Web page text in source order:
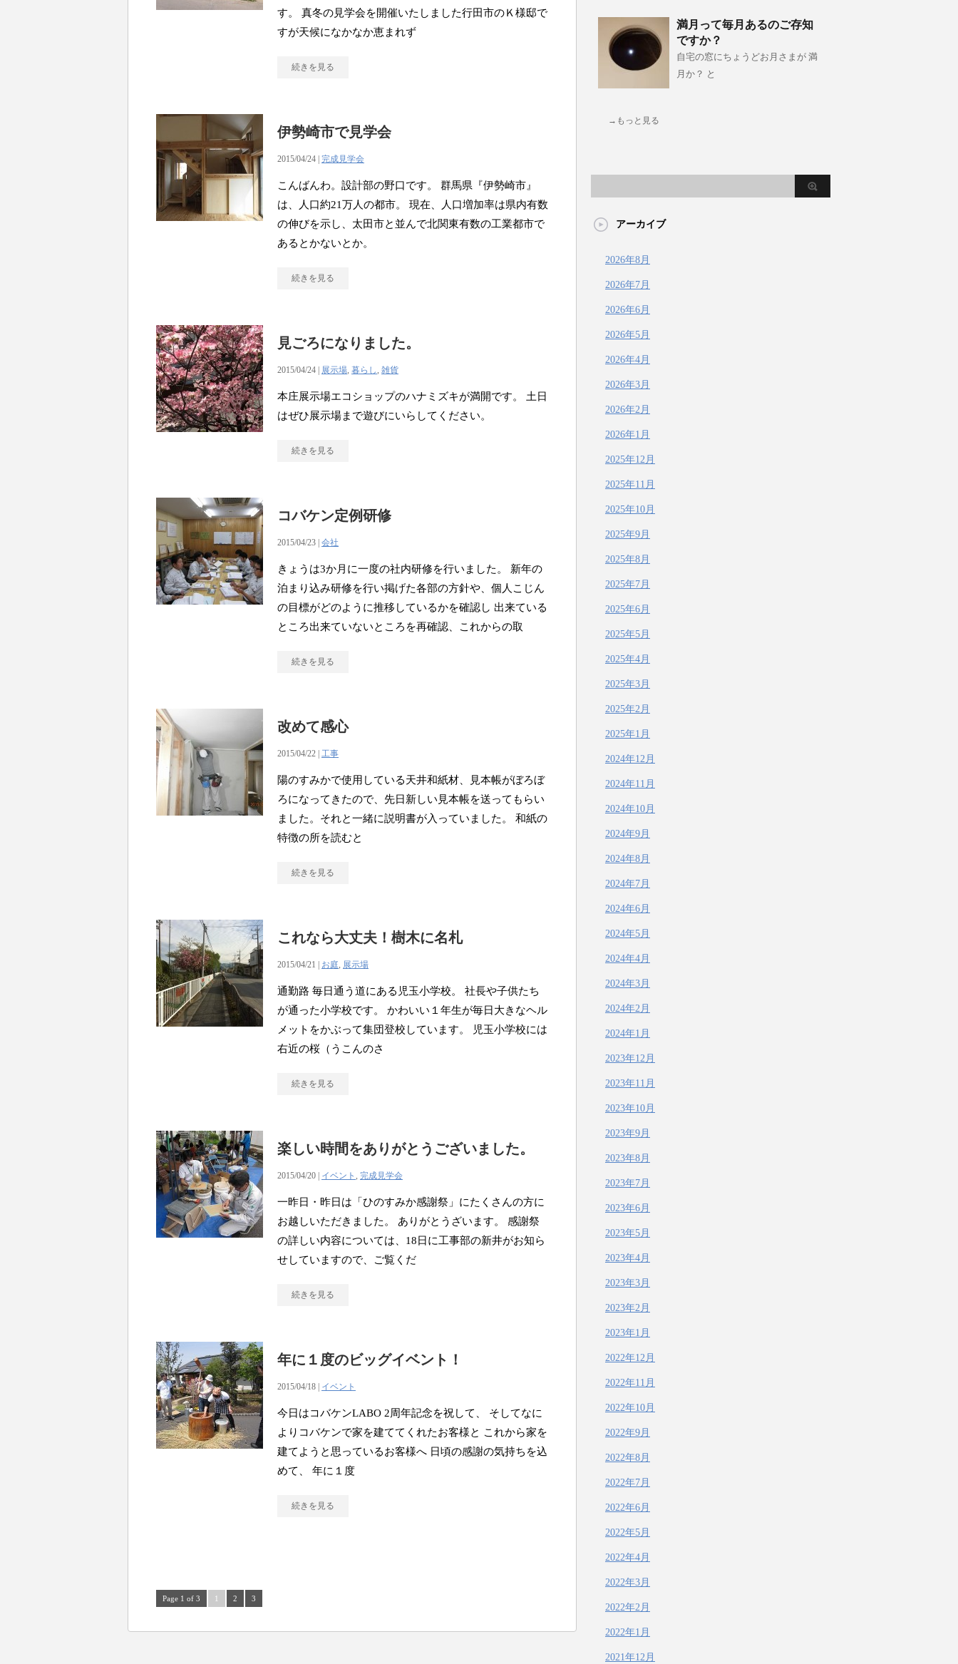
す。 真冬の見学会を開催いたしました行田市のＫ様邸で
すが天候になかなか恵まれず
続きを見る
伊勢崎市で見学会
2015/04/24 | 完成見学会
こんばんわ。設計部の野口です。 群馬県『伊勢崎市』
は、人口約21万人の都市。 現在、人口増加率は県内有数
の伸びを示し、太田市と並んで北関東有数の工業都市で
あるとかないとか。
続きを見る
見ごろになりました。
2015/04/24 | 展示場, 暮らし, 雑貨
本庄展示場エコショップのハナミズキが満開です。 土日
はぜひ展示場まで遊びにいらしてください。
続きを見る
コバケン定例研修
2015/04/23 | 会社
きょうは3か月に一度の社内研修を行いました。 新年の
泊まり込み研修を行い掲げた各部の方針や、個人こじん
の目標がどのように推移しているかを確認し 出来ている
ところ出来ていないところを再確認、これからの取
続きを見る
改めて感心
2015/04/22 | 工事
陽のすみかで使用している天井和紙材、見本帳がぼろぼ
ろになってきたので、先日新しい見本帳を送ってもらい
ました。それと一緒に説明書が入っていました。 和紙の
特徴の所を読むと
続きを見る
これなら大丈夫！樹木に名札
2015/04/21 | お庭, 展示場
通勤路 毎日通う道にある児玉小学校。 社長や子供たち
が通った小学校です。 かわいい１年生が毎日大きなヘル
メットをかぶって集団登校しています。 児玉小学校には
右近の桜（うこんのさ
続きを見る
楽しい時間をありがとうございました。
2015/04/20 | イベント , 完成見学会
一昨日・昨日は「ひのすみか感謝祭」にたくさんの方に
お越しいただきました。 ありがとうざいます。 感謝祭
の詳しい内容については、18日に工事部の新井がお知ら
せしていますので、ご覧くだ
続きを見る
年に１度のビッグイベント！
2015/04/18 | イベント
今日はコバケンLABO 2周年記念を祝して、 そしてなに
よりコバケンで家を建ててくれたお客様と これから家を
建てようと思っているお客様へ 日頃の感謝の気持ちを込
めて、 年に１度
続きを見る
Page 1 of 3 1 2 3
満月って毎月あるのご存知
ですか？
自宅の窓にちょうどお月さまが 満
月か？ と
→もっと見る
アーカイブ
2026年8月
2026年7月
2026年6月
2026年5月
2026年4月
2026年3月
2026年2月
2026年1月
2025年12月
2025年11月
2025年10月
2025年9月
2025年8月
2025年7月
2025年6月
2025年5月
2025年4月
2025年3月
2025年2月
2025年1月
2024年12月
2024年11月
2024年10月
2024年9月
2024年8月
2024年7月
2024年6月
2024年5月
2024年4月
2024年3月
2024年2月
2024年1月
2023年12月
2023年11月
2023年10月
2023年9月
2023年8月
2023年7月
2023年6月
2023年5月
2023年4月
2023年3月
2023年2月
2023年1月
2022年12月
2022年11月
2022年10月
2022年9月
2022年8月
2022年7月
2022年6月
2022年5月
2022年4月
2022年3月
2022年2月
2022年1月
2021年12月